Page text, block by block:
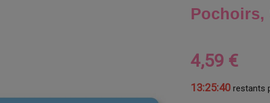
Pochoirs,
4,59 €
13:25:38 restants